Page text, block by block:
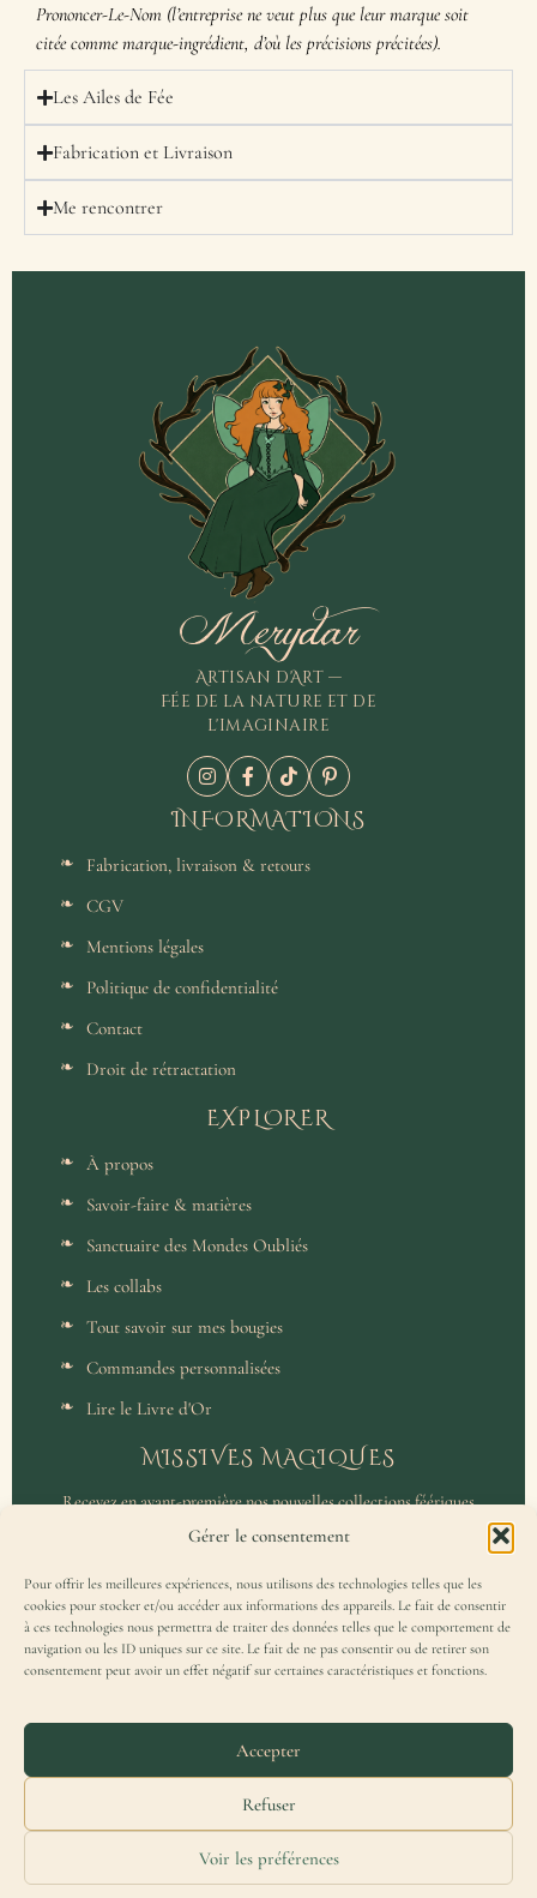
Gérer le consentement
Pour offrir les meilleures expériences, nous utilisons des technologies telles que les
cookies pour stocker et/ou accéder aux informations des appareils. Le fait de consentir
à ces technologies nous permettra de traiter des données telles que le comportement de
navigation ou les ID uniques sur ce site. Le fait de ne pas consentir ou de retirer son
consentement peut avoir un effet négatif sur certaines caractéristiques et fonctions.
Accepter
Refuser
Voir les préférences
Prononcer-Le-Nom (l’entreprise ne veut plus que leur marque soit
citée comme marque-ingrédient, d’où les précisions précitées).
Les Ailes de Fée
Fabrication et Livraison
Me rencontrer
Merydar
Artisan d'Art —
Fée de la nature et de
l'imaginaire
INFORMATIONS
Fabrication, livraison & retours
CGV
Mentions légales
Politique de confidentialité
Contact
Droit de rétractation
EXPLORER
À propos
Savoir-faire & matières
Sanctuaire des Mondes Oubliés
Les collabs
Tout savoir sur mes bougies
Commandes personnalisées
Lire le Livre d'Or
MISSIVES MAGIQUES
Recevez en avant-première nos nouvelles collections féériques
et un accès privilégié aux coulisses de l'atelier.
J'accepte de recevoir la Missive Magique et j'ai lu lapolitique de
Merydar® est une marque française déposée à l'INPI — Tous droits réservés.